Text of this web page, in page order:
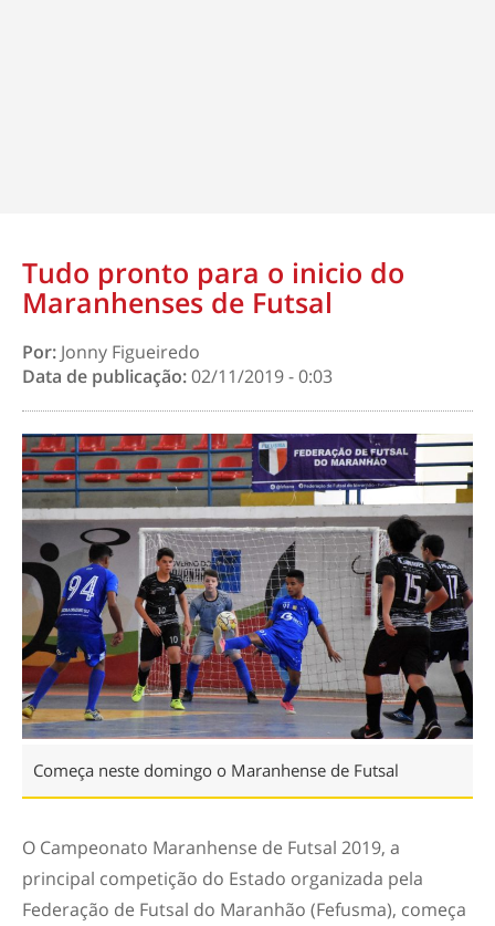
Tudo pronto para o inicio do
Maranhenses de Futsal
Por: Jonny Figueiredo
Data de publicação:02/11/2019 - 0:03
Começa neste domingo o Maranhense de Futsal
O Campeonato Maranhense de Futsal 2019, a
principal competição do Estado organizada pela
Federação de Futsal do Maranhão (Fefusma), começa